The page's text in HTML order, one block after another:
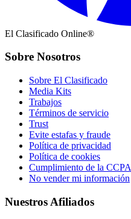
El Clasificado Online®
Sobre Nosotros
Sobre El Clasificado
Media Kits
Trabajos
Términos de servicio
Trust
Evite estafas y fraude
Política de privacidad
Política de cookies
Cumplimiento de la CCPA
No vender mi información
Nuestros Afiliados